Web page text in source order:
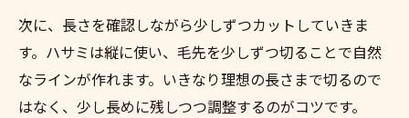
垢抜け前髪に仕上げるコツをセルフで実践
前髪カットだけ依頼時の美容院選びポイント
前髪カットのみ頼む際の美容院選びの秘訣
次に、長さを確認しながら少しずつカットしていきま
す。ハサミは縦に使い、毛先を少しずつ切ることで自然
なラインが作れます。いきなり理想の長さまで切るので
はなく、少し長めに残しつつ調整するのがコツです。